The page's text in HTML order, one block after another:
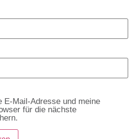
E-Mail-Adresse und meine
für die nächste